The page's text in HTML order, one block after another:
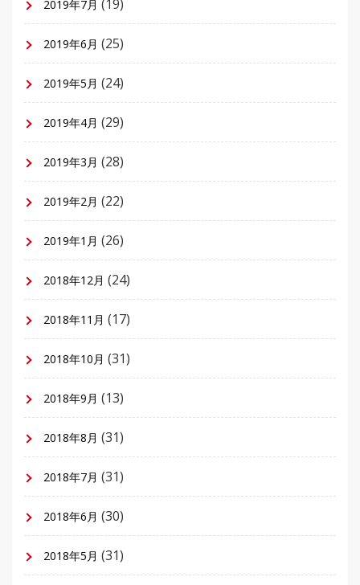
2019年7月 (19)
2019年6月 (25)
2019年5月 (24)
2019年4月 (29)
2019年3月 (28)
2019年2月 (22)
2019年1月 (26)
2018年12月 (24)
2018年11月 (17)
2018年10月 (31)
2018年9月 (13)
2018年8月 (31)
2018年7月 (31)
2018年6月 (30)
2018年5月 (31)